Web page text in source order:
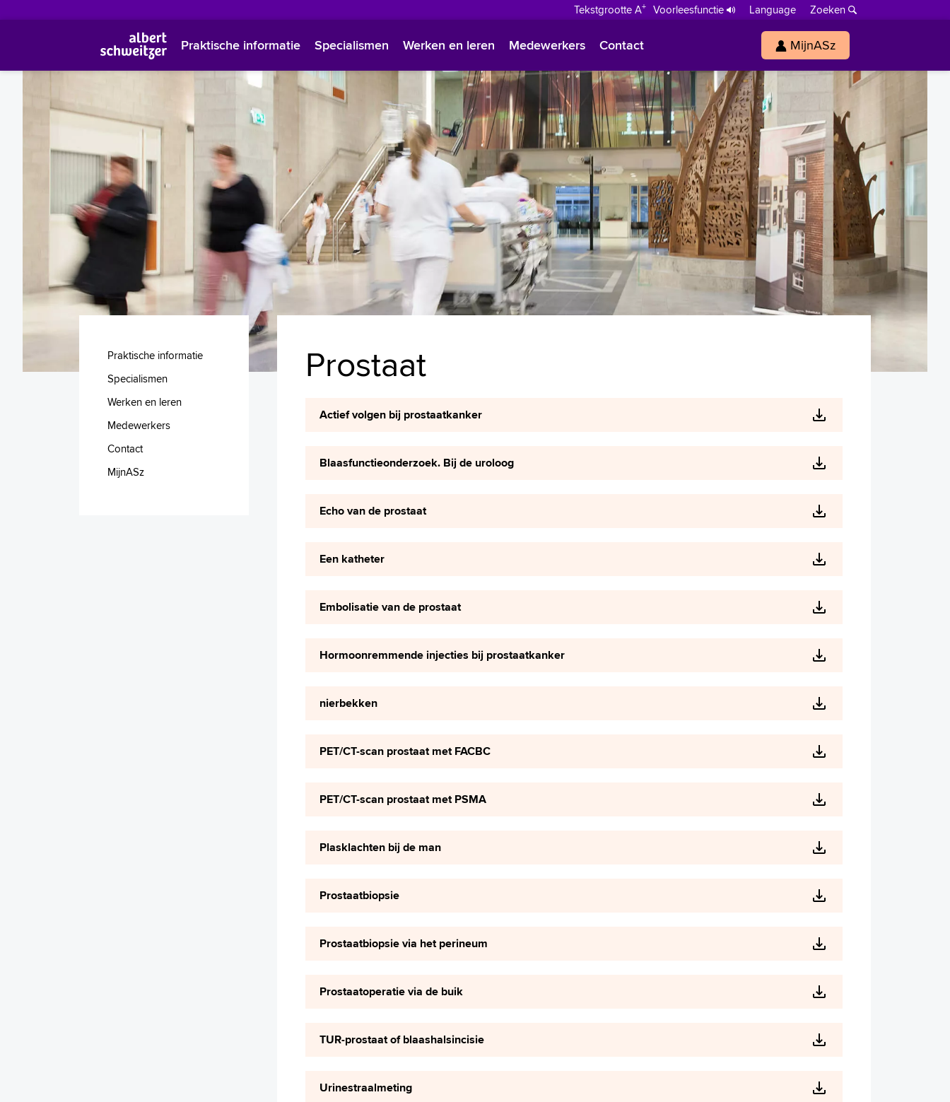
Tekstgrootte A+ Voorleesfunctie Language
Zoeken
Polski
Türkçe
Arabisch
Praktische informatie Specialismen Werken en leren Medewerkers Contact MijnASz
Praktische informatie
Specialismen
Werken en leren
Medewerkers
Contact
MijnASz
Prostaat
Actief volgen bij prostaatkanker
Blaasfunctieonderzoek. Bij de uroloog
Echo van de prostaat
Een katheter
Embolisatie van de prostaat
Hormoonremmende injecties bij prostaatkanker
nierbekken
PET/CT-scan prostaat met FACBC
PET/CT-scan prostaat met PSMA
Plasklachten bij de man
Prostaatbiopsie
Prostaatbiopsie via het perineum
Prostaatoperatie via de buik
TUR-prostaat of blaashalsincisie
Urinestraalmeting